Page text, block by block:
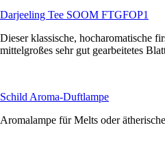
Darjeeling Tee SOOM FTGFOP1
Dieser klassische, hocharomatische
mittelgroßes sehr gut gearbeitetes
Schild Aroma-Duftlampe
Aromalampe für Melts oder